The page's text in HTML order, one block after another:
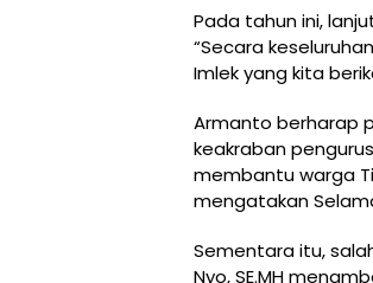
Pada tahun ini,
“Secara
Imlek yang kita
Armanto berharap
keakraban
membantu warga
mengatakan
Sementara itu,
Nyo, SE.MH